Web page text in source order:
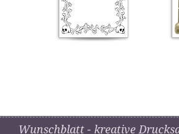
Wunschblatt - kreative